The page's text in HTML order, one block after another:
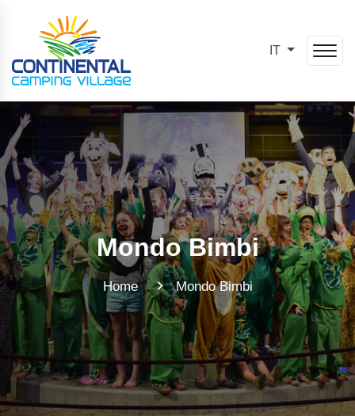
IT
Mondo Bimbi
Home Mondo Bimbi